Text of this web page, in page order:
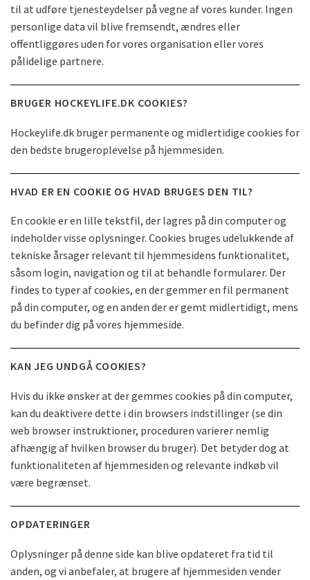
til at udføre tjenesteydelser på vegne af vores kunder. Ingen
personlige data vil blive fremsendt, ændres eller
offentliggøres uden for vores organisation eller vores
pålidelige partnere.
BRUGER HOCKEYLIFE.DK COOKIES?
Hockeylife.dk bruger permanente og midlertidige cookies for
den bedste brugeroplevelse på hjemmesiden.
HVAD ER EN COOKIE OG HVAD BRUGES DEN TIL?
En cookie er en lille tekstfil, der lagres på din computer og
indeholder visse oplysninger. Cookies bruges udelukkende af
tekniske årsager relevant til hjemmesidens funktionalitet,
såsom login, navigation og til at behandle formularer. Der
findes to typer af cookies, en der gemmer en fil permanent
på din computer, og en anden der er gemt midlertidigt, mens
du befinder dig på vores hjemmeside.
KAN JEG UNDGÅ COOKIES?
Hvis du ikke ønsker at der gemmes cookies på din computer,
kan du deaktivere dette i din browsers indstillinger (se din
web browser instruktioner, proceduren varierer nemlig
afhængig af hvilken browser du bruger). Det betyder dog at
funktionaliteten af ​​hjemmesiden og relevante indkøb vil
være begrænset.
OPDATERINGER
Oplysninger på denne side kan blive opdateret fra tid til
anden, og vi anbefaler, at brugere af hjemmesiden vender